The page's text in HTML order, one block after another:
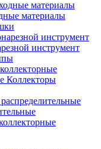
материалы
инструмент
Коллекторы